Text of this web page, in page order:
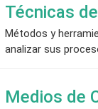
Técnicas
Métodos y
analizar sus
Medios de